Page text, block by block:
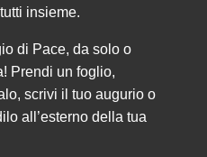
insieme.
di Pace, da solo o
Prendi un foglio,
scrivi il tuo augurio o
all’esterno della tua